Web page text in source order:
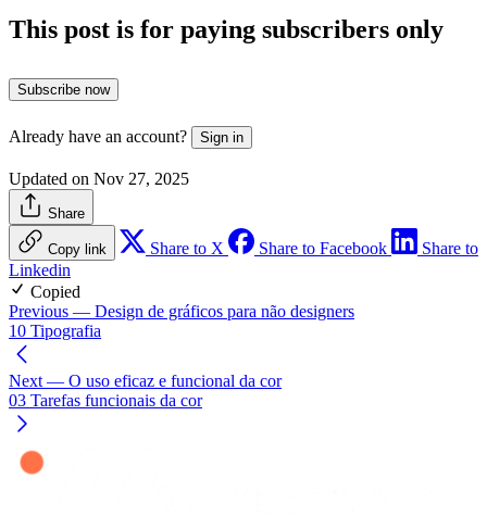
This post is for paying subscribers only
Subscribe now
Already have an account? Sign in
Updated on Nov 27, 2025
Share
Copy link Share to X Share to Facebook
Share to
Linkedin
Copied
Previous — Design de gráficos para não designers
10 Tipografia
Next — O uso eficaz e funcional da cor
03 Tarefas funcionais da cor